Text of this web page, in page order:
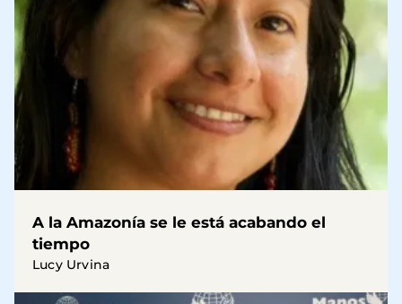
A la Amazonía se le está acabando el
tiempo
Lucy Urvina